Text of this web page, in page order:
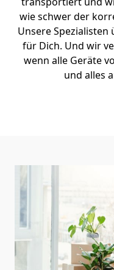
wie schwer der
Unsere
für Dich. Und wir
wenn alle Geräte
und alles